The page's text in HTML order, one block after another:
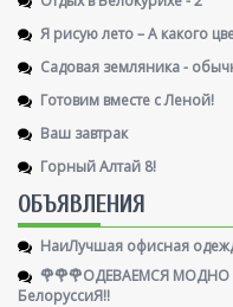
Я рисую лето – А какого
Садовая земляника -
Готовим вместе с Леной!
Ваш завтрак
Горный Алтай 8!
ОБЪЯВЛЕНИЯ
НаиЛучшая офисная
🌹🌹🌹ОДЕВАЕМСЯ МОДНО
БелоруссиЯ‼